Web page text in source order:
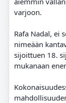
varjoon.
Rafa Nadal, ei
nimeään
sijoittuen 18.
mukanaan